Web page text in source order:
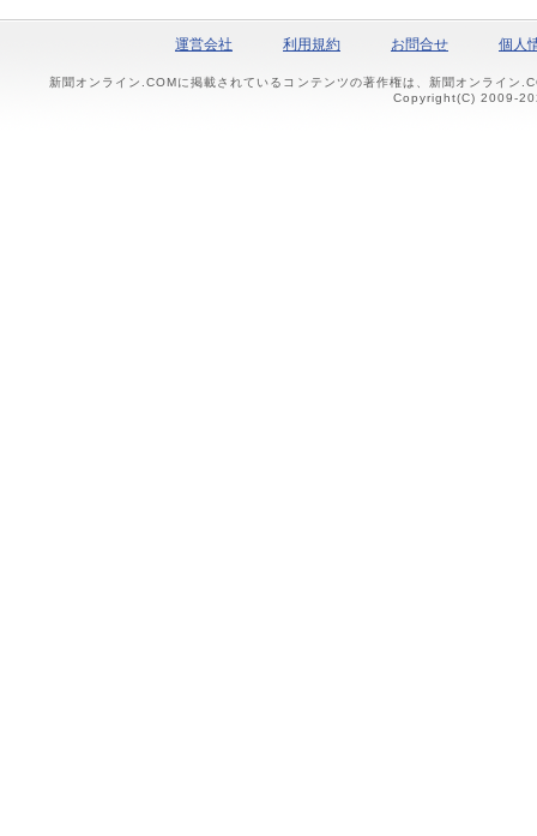
運営会社 利用規約 お問合せ 個人
新聞オンライン.COMに掲載されているコンテンツの著作権は、新聞オンライン
Copyright(C) 2009-